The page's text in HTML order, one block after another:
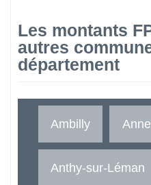
Les montants
autres
département
Ambilly
Anthy-sur-Léman